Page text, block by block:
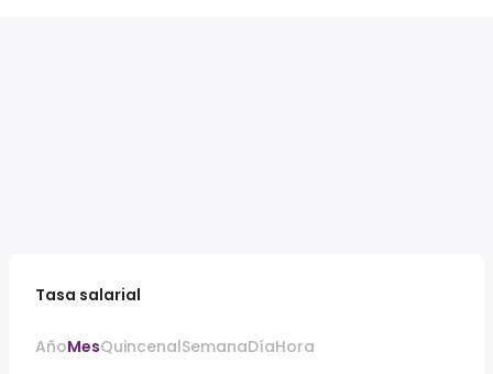
Tasa salarial
AñoMesQuincenalSemanaDíaHora